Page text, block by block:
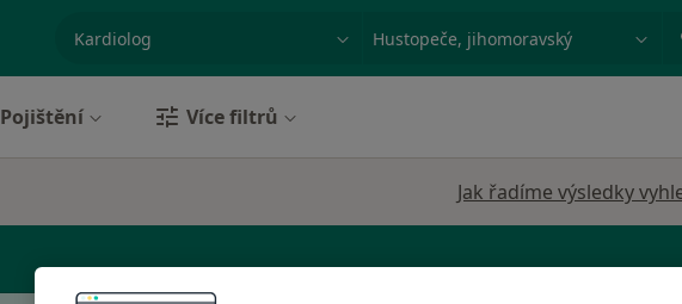
Město nebo region
Pojištění Více filtrů
Jak řadíme výsledky